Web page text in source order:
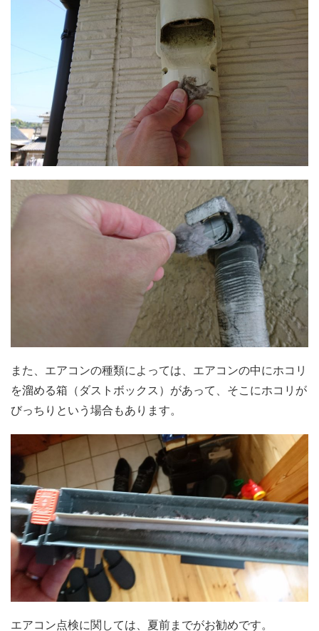
また、エアコンの種類によっては、エアコンの中にホコリ
を溜める箱（ダストボックス）があって、そこにホコリが
びっちりという場合もあります。
エアコン点検に関しては、夏前までがお勧めです。